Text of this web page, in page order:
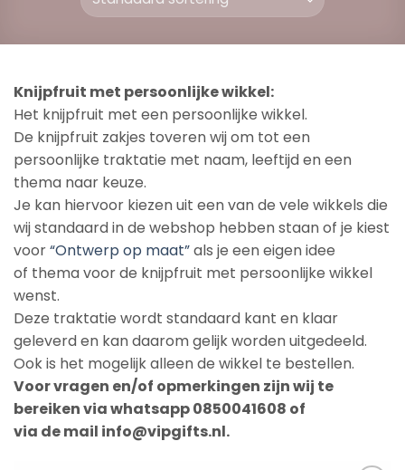
Knijpfruit met persoonlijke wikkel:
Het knijpfruit met een persoonlijke wikkel.
De knijpfruit zakjes toveren wij om tot een
persoonlijke traktatie met naam, leeftijd en een
thema naar keuze.
Je kan hiervoor kiezen uit een van de vele wikkels die
wij standaard in de webshop hebben staan of je kiest
voor“Ontwerp op maat”als je een eigen idee
of thema voor de knijpfruit met persoonlijke wikkel
wenst.
Deze traktatie wordt standaard kant en klaar
geleverd en kan daarom gelijk worden uitgedeeld.
Ook is het mogelijk alleen de wikkel te bestellen.
Voor vragen en/of opmerkingen zijn wij te
bereiken via whatsapp 0850041608 of
via de mail info@vipgifts.nl.